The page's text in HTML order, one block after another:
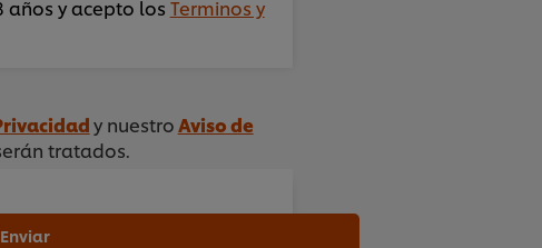
años y acepto los Terminos y
y nuestroAviso de
tratados.
Enviar